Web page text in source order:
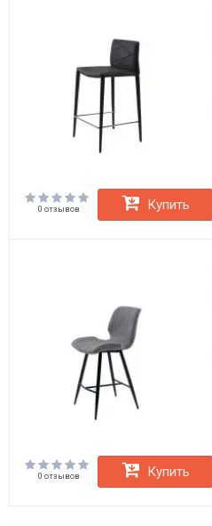
0 отзывов Купить
0 отзывов Купить